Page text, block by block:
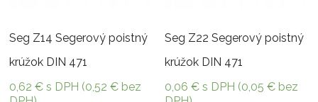
Seg Z14 Segerový poistný
krúžok DIN 471
0,62€ s DPH (0,52€ bez
Seg Z22 Segerový poistný
krúžok DIN 471
0,06€ s DPH (0,05€ bez